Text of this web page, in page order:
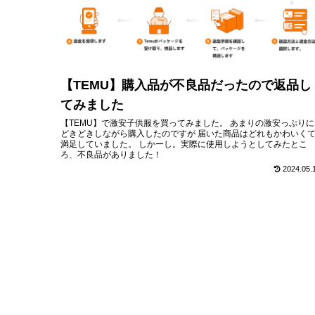
【TEMU】購入品が不良品だったので返品し
てみました
【TEMU】で激安子供服を買ってみました。 あまりの激安っぷりに
どきどきしながら購入したのですが 届いた商品はどれもかわいくて
満足していました。 しかーし。実際に使用しようとしてみたとこ
ろ、不良品がありました！